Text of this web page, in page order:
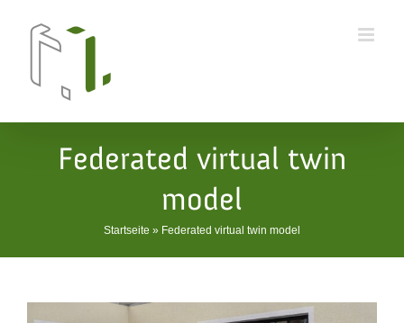
Federated virtual twin
model
Startseite » Federated virtual twin model